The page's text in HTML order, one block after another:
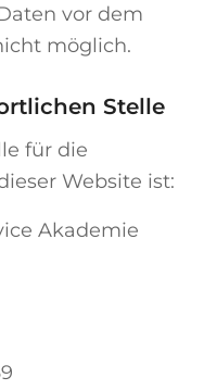
vor dem
möglich.
Stelle
für die
Website ist:
Akademie